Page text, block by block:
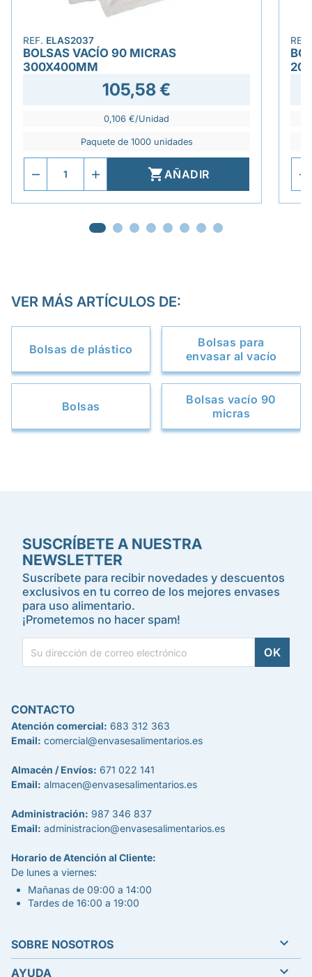
REF. ELAS2037
BOLSAS VACÍO 90 MICRAS
300X400MM
105,58 €
0,106 €/Unidad
Paquete de 1000 unidades
AÑADIR
VER MÁS ARTÍCULOS DE:
Bolsas de plástico
Bolsas para
envasar al vacío
Bolsas
Bolsas vacío 90
micras
SUSCRÍBETE A NUESTRA
NEWSLETTER
Suscríbete para recibir novedades y descuentos
exclusivos en tu correo de los mejores envases
para uso alimentario.
¡Prometemos no hacer spam!
CONTACTO
Atención comercial: 683 312 363
Email: comercial@envasesalimentarios.es
Almacén / Envíos: 671 022 141
Email: almacen@envasesalimentarios.es
Administración: 987 346 837
Email: administracion@envasesalimentarios.es
Horario de Atención al Cliente:
De lunes a viernes:
Mañanas de 09:00 a 14:00
Tardes de 16:00 a 19:00
SOBRE NOSOTROS 
AYUDA 